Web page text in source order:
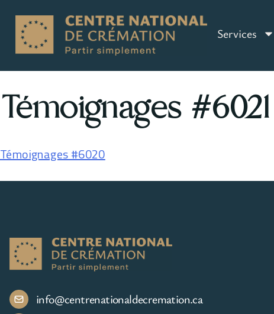
Services
Témoignages #6021
Témoignages #6020
info@centrenationaldecremation.ca